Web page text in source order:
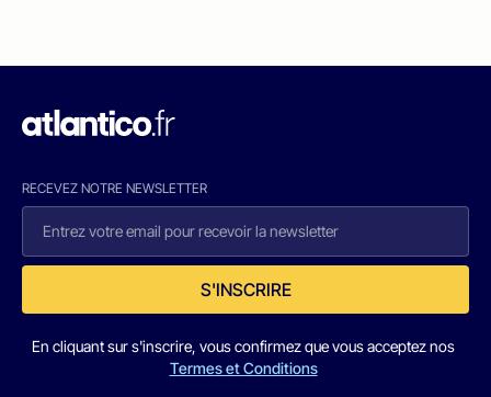
RECEVEZ NOTRE NEWSLETTER
S'INSCRIRE
En cliquant sur s'inscrire, vous confirmez que vous acceptez nos
Termes et Conditions